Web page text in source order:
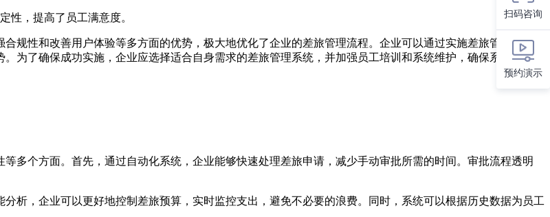
性，提高了员工满意度。
规性和改善用户体验等多方面的优势，极大地优化了企业的差旅管理流程。企业可以通过实施差旅管理自动化
为了确保成功实施，企业应选择适合自身需求的差旅管理系统，并加强员工培训和系统维护，确保系统的稳定
多个方面。首先，通过自动化系统，企业能够快速处理差旅申请，减少手动审批所需的时间。审批流程透明
析，企业可以更好地控制差旅预算，实时监控支出，避免不必要的浪费。同时，系统可以根据历史数据为员工
扫码咨询
预约演示